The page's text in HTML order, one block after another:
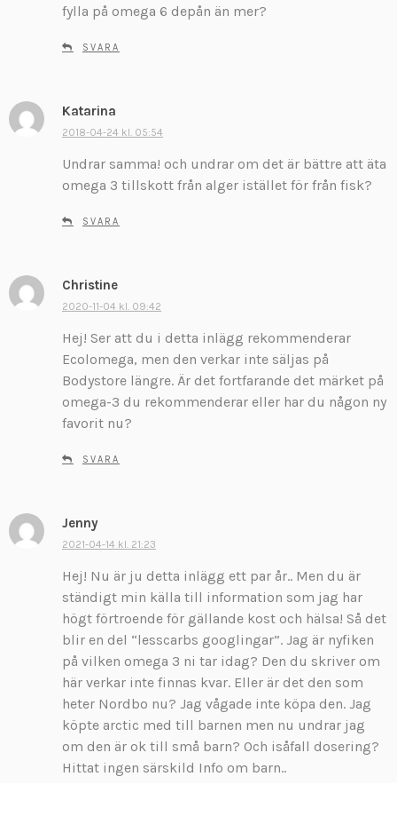
:
fylla på omega 6 depån än mer?
SVARA
Katarina
k
i
v
r
2018-04-24 kl. 05:54
Undrar samma! och undrar om det är bättre att äta
omega 3 tillskott från alger istället för från fisk?
SVARA
Christine
k
i
v
e
r
:
2020-11-04 kl. 09:42
Hej! Ser att du i detta inlägg rekommenderar
Ecolomega, men den verkar inte säljas på
Bodystore längre. Är det fortfarande det märket på
omega-3 du rekommenderar eller har du någon ny
favorit nu?
SVARA
Jenny
k
i
v
e
r
:
2021-04-14 kl. 21:23
Hej! Nu är ju detta inlägg ett par år.. Men du är
ständigt min källa till information som jag har
högt förtroende för gällande kost och hälsa! Så det
blir en del “lesscarbs googlingar”. Jag är nyfiken
på vilken omega 3 ni tar idag? Den du skriver om
här verkar inte finnas kvar. Eller är det den som
heter Nordbo nu? Jag vågade inte köpa den. Jag
köpte arctic med till barnen men nu undrar jag
om den är ok till små barn? Och isåfall dosering?
Hittat ingen särskild Info om barn..